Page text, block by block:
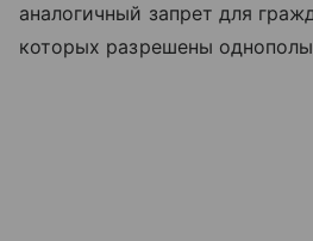
аналогичный запрет для
которых разрешены